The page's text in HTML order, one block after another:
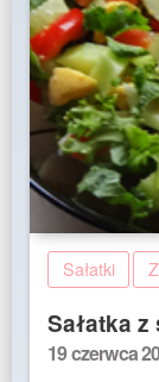
Sałatki
Sałatka
Posted
19 czerwca